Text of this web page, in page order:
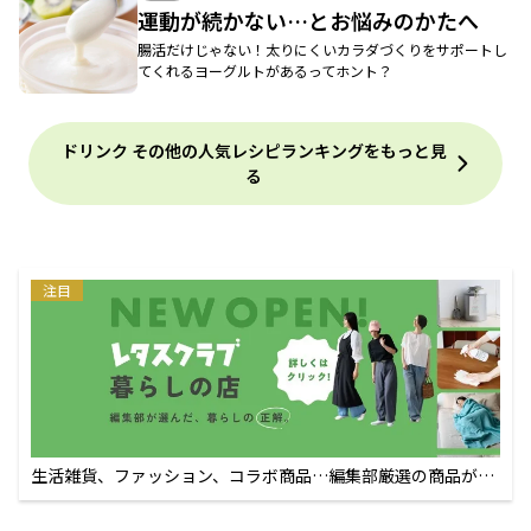
運動が続かない…とお悩みのかたへ
腸活だけじゃない！太りにくいカラダづくりをサポートし
てくれるヨーグルトがあるってホント？
ドリンク その他の人気レシピランキングをもっと見
る
注目
生活雑貨、ファッション、コラボ商品…編集部厳選の商品が買
えるECサイト